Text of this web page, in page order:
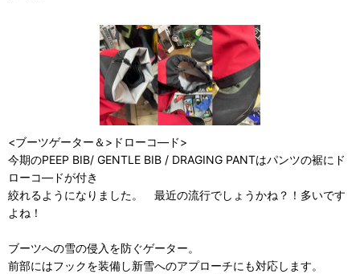
<ブーツゲーター＆>ドローコ―ド>
今期のPEEP BIB/ GENTLE BIB / DRAGING PANTはパンツの裾にド
ローコ―ドが付き
絞れるようになりました。 最近の流行でしょうかね？！多いです
よね！
ブーツへの雪の侵入を防ぐゲーター。
前部にはフックを装備し新雪へのアプローチにも対応します。